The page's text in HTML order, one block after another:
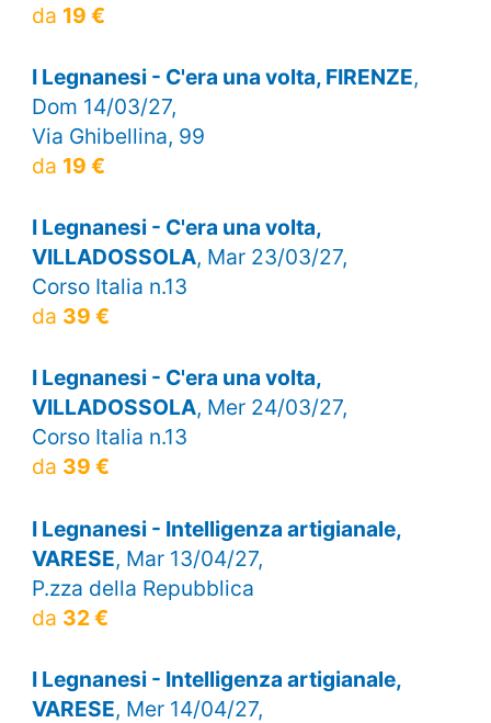
da 19 €
I Legnanesi - C'era una volta, FIRENZE,
Dom 14/03/27,
Via Ghibellina, 99
da 19 €
I Legnanesi - C'era una volta,
VILLADOSSOLA, Mar 23/03/27,
Corso Italia n.13
da 39 €
I Legnanesi - C'era una volta,
VILLADOSSOLA, Mer 24/03/27,
Corso Italia n.13
da 39 €
I Legnanesi - Intelligenza artigianale,
VARESE, Mar 13/04/27,
P.zza della Repubblica
da 32 €
I Legnanesi - Intelligenza artigianale,
VARESE, Mer 14/04/27,